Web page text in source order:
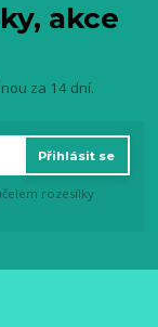
akce
za 14 dní.
Přihlásit se
rozesílky